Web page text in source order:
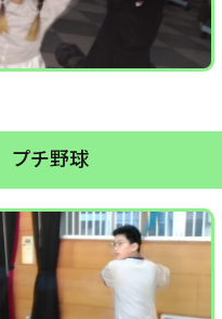
プチ野球